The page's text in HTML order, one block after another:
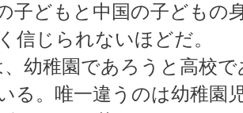
子どもと中国の子どもの
信じられないほどだ。
、幼稚園であろうと高校
る。唯一違うのは幼稚園